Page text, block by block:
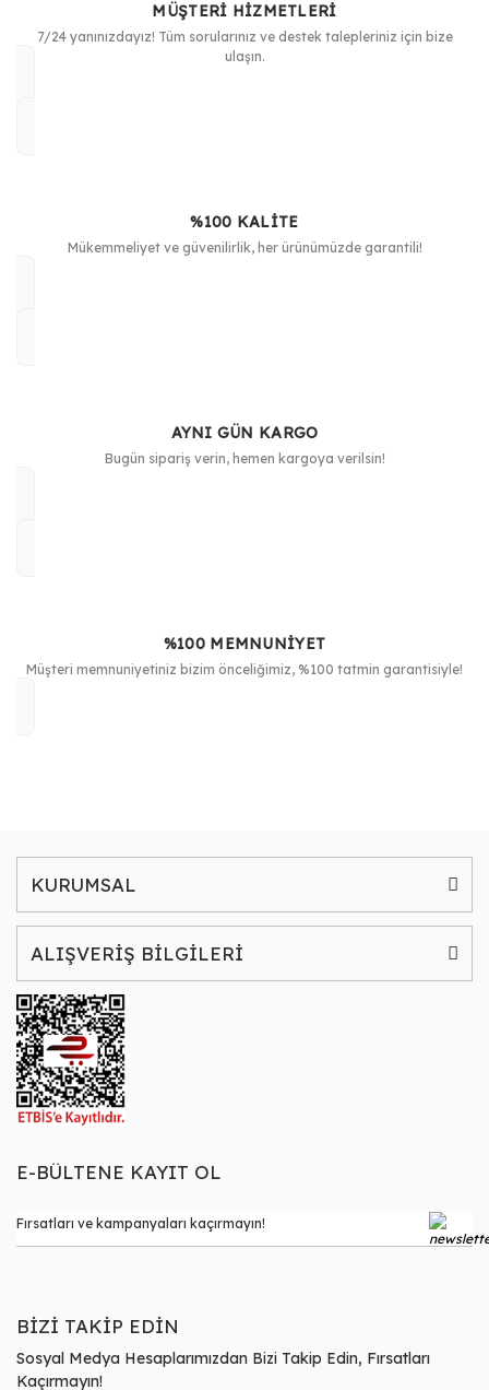
Ürün bilgilerinde hatalar bulunuyor.
Ürün fiyatı diğer sitelerden daha pahalı.
Gönder
MÜŞTERİ HİZMETLERİ
7/24 yanınızdayız! Tüm sorularınız ve destek talepleriniz için bize
ulaşın.
%100 KALİTE
Mükemmeliyet ve güvenilirlik, her ürünümüzde garantili!
AYNI GÜN KARGO
Bugün sipariş verin, hemen kargoya verilsin!
%100 MEMNUNİYET
Müşteri memnuniyetiniz bizim önceliğimiz, %100 tatmin garantisiyle!
KURUMSAL
ALIŞVERİŞ BİLGİLERİ
E-BÜLTENE KAYIT OL
BİZİ TAKİP EDİN
Sosyal Medya Hesaplarımızdan Bizi Takip Edin, Fırsatları
Kaçırmayın!